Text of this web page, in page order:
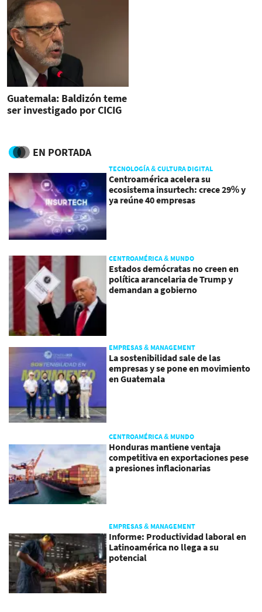
Guatemala: Baldizón teme
ser investigado por CICIG
EN PORTADA
TECNOLOGÍA & CULTURA DIGITAL
Centroamérica acelera su
ecosistema insurtech: crece 29% y
ya reúne 40 empresas
CENTROAMÉRICA & MUNDO
Estados demócratas no creen en
política arancelaria de Trump y
demandan a gobierno
EMPRESAS & MANAGEMENT
La sostenibilidad sale de las
empresas y se pone en movimiento
en Guatemala
CENTROAMÉRICA & MUNDO
Honduras mantiene ventaja
competitiva en exportaciones pese
a presiones inflacionarias
EMPRESAS & MANAGEMENT
Informe: Productividad laboral en
Latinoamérica no llega a su
potencial